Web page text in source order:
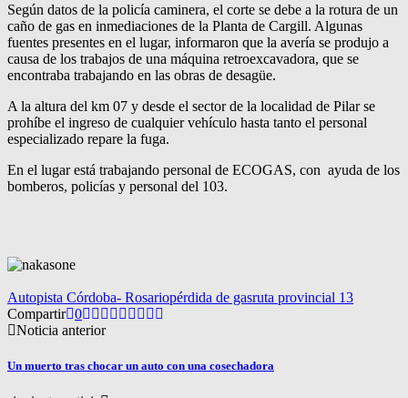
Según datos de la policía caminera, el corte se debe a la rotura de un
caño de gas en inmediaciones de la Planta de Cargill. Algunas
fuentes presentes en el lugar, informaron que la avería se produjo a
causa de los trabajos de una máquina retroexcavadora, que se
encontraba trabajando en las obras de desagüe.
A la altura del km 07 y desde el sector de la localidad de Pilar se
prohíbe el ingreso de cualquier vehículo hasta tanto el personal
especializado repare la fuga.
En el lugar está trabajando personal de ECOGAS, con ayuda de los
bomberos, policías y personal del 103.
Autopista Córdoba- Rosariopérdida de gasruta provincial 13
Compartir 0
Noticia anterior
Un muerto tras chocar un auto con una cosechadora